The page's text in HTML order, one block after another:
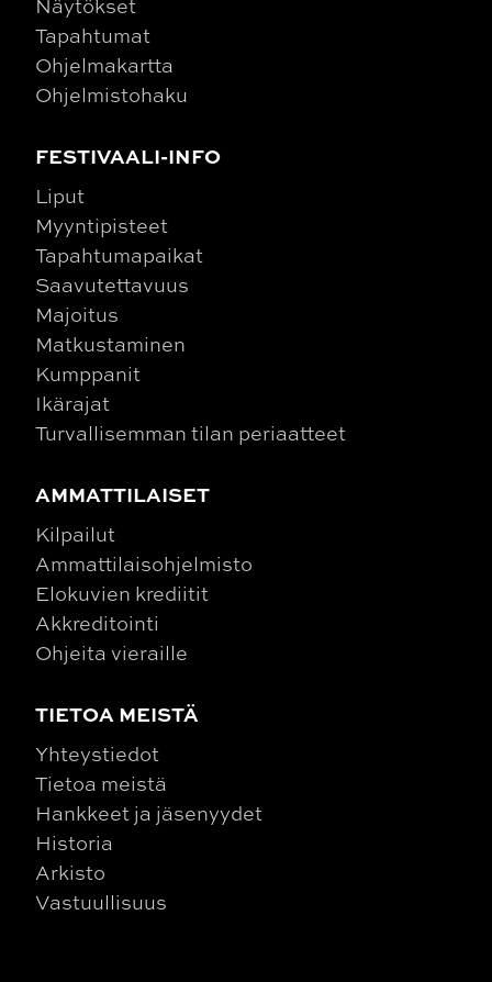
Näytökset
Tapahtumat
Ohjelmakartta
Ohjelmistohaku
FESTIVAALI-INFO
Liput
Myyntipisteet
Tapahtumapaikat
Saavutettavuus
Majoitus
Matkustaminen
Kumppanit
Ikärajat
Turvallisemman tilan periaatteet
AMMATTILAISET
Kilpailut
Ammattilaisohjelmisto
Elokuvien krediitit
Akkreditointi
Ohjeita vieraille
TIETOA MEISTÄ
Yhteystiedot
Tietoa meistä
Hankkeet ja jäsenyydet
Historia
Arkisto
Vastuullisuus